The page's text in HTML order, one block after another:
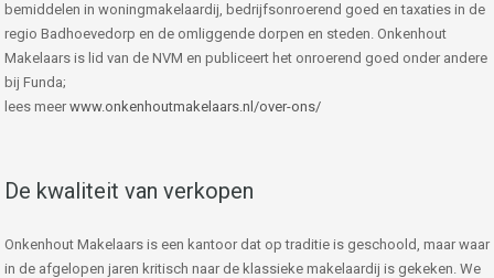
bemiddelen in woningmakelaardij, bedrijfsonroerend goed en taxaties in de
regio Badhoevedorp en de omliggende dorpen en steden. Onkenhout
Makelaars is lid van de NVM en publiceert het onroerend goed onder andere
bij Funda;
lees meer www.onkenhoutmakelaars.nl/over-ons/
De kwaliteit van verkopen
Onkenhout Makelaars is een kantoor dat op traditie is geschoold, maar waar
in de afgelopen jaren kritisch naar de klassieke makelaardij is gekeken. We